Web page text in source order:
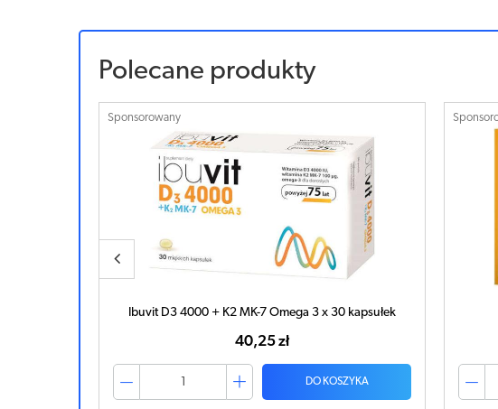
Polecane produkty
Sponsorowany
Ibuvit D3 4000 + K2 MK-7 Omega 3 x 30 kapsułek
40,25 zł
DO KOSZYKA